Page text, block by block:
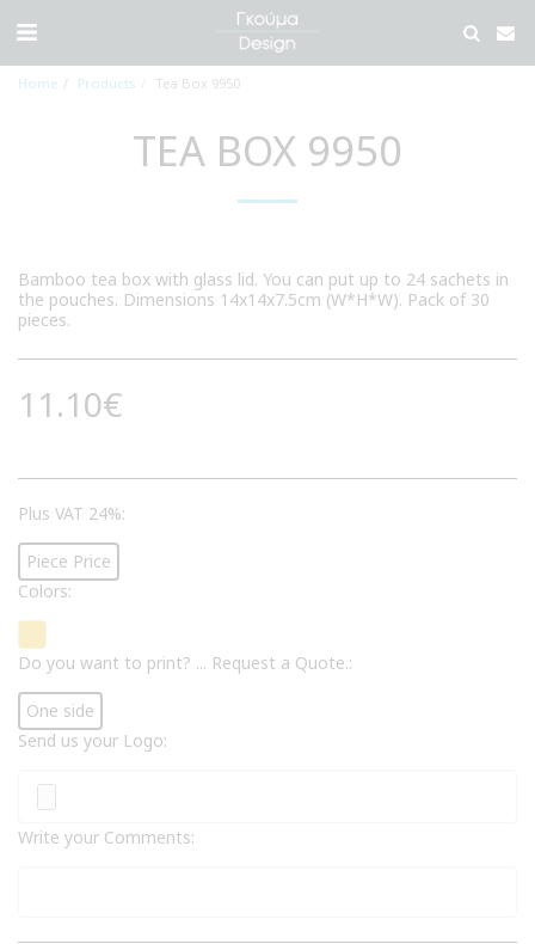
Home Products Tea Box 9950
TEA BOX 9950
Bamboo tea box with glass lid. You can put up to 24 sachets in
the pouches. Dimensions 14x14x7.5cm (W*H*W). Pack of 30
pieces.
11.10€
Plus VAT 24%:
Piece Price
Colors:
Do you want to print? ... Request a Quote.:
One side
Send us your Logo:
Write your Comments: